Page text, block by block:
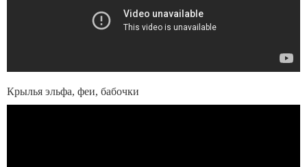
Крылья эльфа, феи, бабочки